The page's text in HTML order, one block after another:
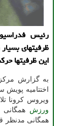
رئیس
ظرفیتهای
این ظرفیتها
به گزارش
اختتامیه
ویروس کرونا
ورزش
همگانی مدنظر